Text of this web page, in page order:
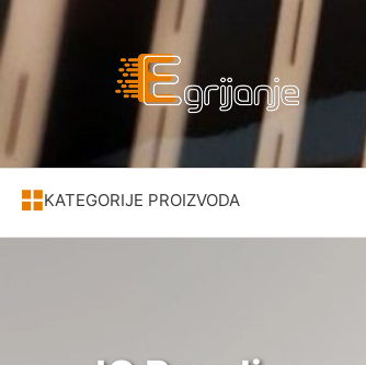
KATEGORIJE PROIZVODA